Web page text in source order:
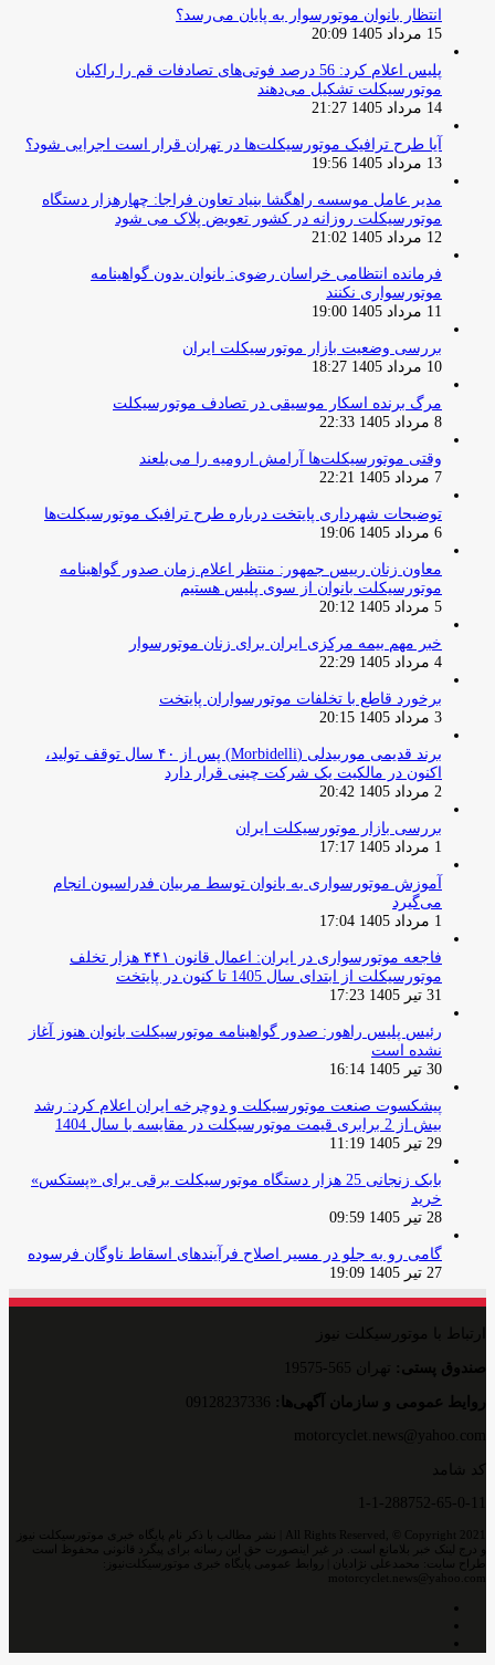
انتظار بانوان موتورسوار به پایان می‌رسد؟
15 مرداد 1405 20:09
پلیس اعلام کرد: 56 درصد فوتی‌های تصادفات قم را راکبان
موتورسیکلت تشکیل می‌دهند
14 مرداد 1405 21:27
آیا طرح ترافیک موتورسیکلت‌ها در تهران قرار است اجرایی شود؟
13 مرداد 1405 19:56
مدیر عامل موسسه راهگشا بنیاد تعاون فراجا: چهارهزار دستگاه
موتورسیکلت روزانه در کشور تعویض پلاک می شود
12 مرداد 1405 21:02
فرمانده انتظامی خراسان رضوی: بانوان بدون گواهینامه
موتورسواری نکنند
11 مرداد 1405 19:00
بررسی وضعیت بازار موتورسیکلت ایران
10 مرداد 1405 18:27
مرگ برنده اسکار موسیقی در تصادف موتورسیکلت
8 مرداد 1405 22:33
وقتی موتورسیکلت‌ها آرامش ارومیه را می‌بلعند
7 مرداد 1405 22:21
توضیحات شهرداری پایتخت درباره طرح ترافیک موتورسیکلت‌ها
6 مرداد 1405 19:06
معاون زنان رییس جمهور: منتظر اعلام زمان صدور گواهینامه
موتورسیکلت بانوان از سوی پلیس هستیم
5 مرداد 1405 20:12
خبر مهم بیمه مرکزی ایران برای زنان موتورسوار
4 مرداد 1405 22:29
برخورد قاطع با تخلفات موتورسواران پایتخت
3 مرداد 1405 20:15
برند قدیمی موربیدلی (Morbidelli) پس از ۴۰ سال توقف تولید،
اکنون در مالکیت یک شرکت چینی قرار دارد
2 مرداد 1405 20:42
بررسی بازار موتورسیکلت ایران
1 مرداد 1405 17:17
آموزش موتورسواری به بانوان توسط مربیان فدراسیون انجام
می‌گیرد
1 مرداد 1405 17:04
فاجعه موتورسواری در ایران: اعمال قانون ۴۴۱ هزار تخلف
موتورسیکلت از ابتدای سال 1405 تا کنون در پایتخت
31 تیر 1405 17:23
رئیس پلیس راهور: صدور گواهینامه موتورسیکلت بانوان هنوز آغاز
نشده است
30 تیر 1405 16:14
پیشکسوت صنعت موتورسیکلت و دوچرخه ایران اعلام کرد: رشد
بیش از 2 برابری قیمت موتورسیکلت در مقایسه با سال 1404
29 تیر 1405 11:19
بابک زنجانی 25 هزار دستگاه موتورسیکلت برقی برای «پستکس»
خرید
28 تیر 1405 09:59
گامی رو به جلو در مسیر اصلاح فرآیندهای اسقاط ناوگان فرسوده
27 تیر 1405 19:09
ارتباط با موتورسیکلت نیوز
صندوق پستی: تهران 565-19575
روایط عمومی و سازمان آگهی‌ها:
motorcyclet.news@yahoo.com
کد شامد
1-1-288752-65-0-11
All Rights Reserved, © Copyright 2021 | نشر مطالب با ذکر نام پایگاه خبری موتورسیکلت نیوز
و درج لینک خبر بلامانع است. در غیر اینصورت حق این رسانه برای پیگرد قانونی محفوظ است
طراح سایت: محمدعلی نژادیان | روابط عمومی پایگاه خبری موتورسیکلت‌نیوز:
motorcyclet.news@yahoo.com